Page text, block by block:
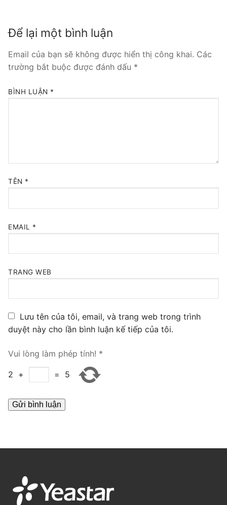
IPPBX FOR LARGE ENTERPRISES
VOIP GATEWAY
FXS VoIP Gateway
PRI VoIP Gateway TE100
BRI VoIP Gateway
TIN TỨC
Để lại một bình luận
Email của bạn sẽ không được hiển thị công khai. Các
trường bắt buộc được đánh dấu *
BÌNH LUẬN *
TÊN *
EMAIL *
TRANG WEB
Lưu tên của tôi, email, và trang web trong trình
duyệt này cho lần bình luận kế tiếp của tôi.
Vui lòng làm phép tính! *
2 + = 5